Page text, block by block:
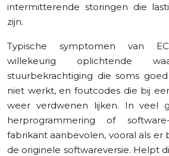
intermitterende storingen die
zijn.
Typische symptomen van
willekeurig oplichtende
stuurbekrachtiging die soms
niet werkt, en foutcodes die bij
weer verdwenen lijken. In veel
herprogrammering of
fabrikant aanbevolen, vooral als er
de originele softwareversie. Helpt